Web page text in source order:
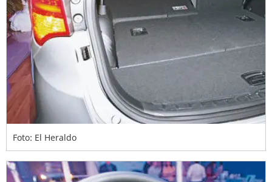
Foto: El Heraldo